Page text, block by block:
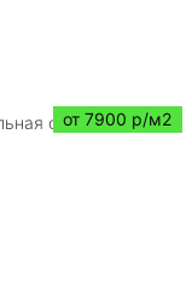
от 7900 р/м2